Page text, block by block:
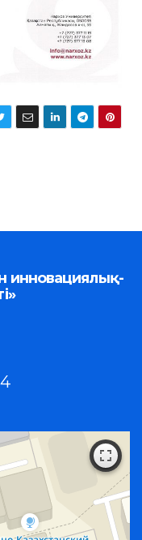
инновациялық-